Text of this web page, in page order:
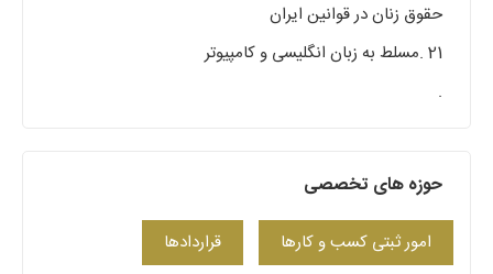
حقوق زنان در قوانین ایران
21 .مسلط به زبان انگلیسی و کامپیوتر
.
حوزه های تخصصی
امور ثبتی کسب و کارها قراردادها